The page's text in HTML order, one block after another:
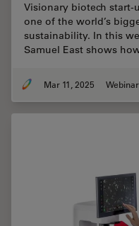
Visionary biotech start-
one of the world’s
sustainability. In this
Samuel East shows
Mar 11, 2025 Webinar